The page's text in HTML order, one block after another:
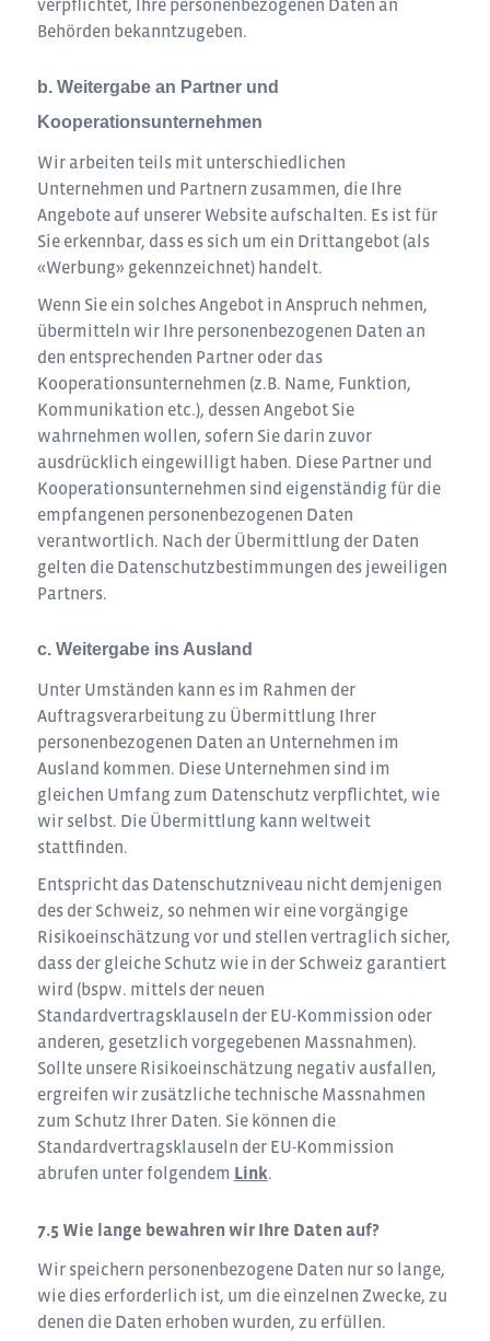
verpflichtet, Ihre personenbezogenen Daten an
Behörden bekanntzugeben.
b. Weitergabe an Partner und
Kooperationsunternehmen
Wir arbeiten teils mit unterschiedlichen
Unternehmen und Partnern zusammen, die Ihre
Angebote auf unserer Website aufschalten. Es ist für
Sie erkennbar, dass es sich um ein Drittangebot (als
«Werbung» gekennzeichnet) handelt.
Wenn Sie ein solches Angebot in Anspruch nehmen,
übermitteln wir Ihre personenbezogenen Daten an
den entsprechenden Partner oder das
Kooperationsunternehmen (z.B. Name, Funktion,
Kommunikation etc.), dessen Angebot Sie
wahrnehmen wollen, sofern Sie darin zuvor
ausdrücklich eingewilligt haben. Diese Partner und
Kooperationsunternehmen sind eigenständig für die
empfangenen personenbezogenen Daten
verantwortlich. Nach der Übermittlung der Daten
gelten die Datenschutzbestimmungen des jeweiligen
Partners.
c. Weitergabe ins Ausland
Unter Umständen kann es im Rahmen der
Auftragsverarbeitung zu Übermittlung Ihrer
personenbezogenen Daten an Unternehmen im
Ausland kommen. Diese Unternehmen sind im
gleichen Umfang zum Datenschutz verpflichtet, wie
wir selbst. Die Übermittlung kann weltweit
stattfinden.
Entspricht das Datenschutzniveau nicht demjenigen
des der Schweiz, so nehmen wir eine vorgängige
Risikoeinschätzung vor und stellen vertraglich sicher,
dass der gleiche Schutz wie in der Schweiz garantiert
wird (bspw. mittels der neuen
Standardvertragsklauseln der EU-Kommission oder
anderen, gesetzlich vorgegebenen Massnahmen).
Sollte unsere Risikoeinschätzung negativ ausfallen,
ergreifen wir zusätzliche technische Massnahmen
zum Schutz Ihrer Daten. Sie können die
Standardvertragsklauseln der EU-Kommission
abrufen unter folgendem Link.
Wie lange bewahren wir Ihre Daten auf?
Wir speichern personenbezogene Daten nur so lange,
wie dies erforderlich ist, um die einzelnen Zwecke, zu
denen die Daten erhoben wurden, zu erfüllen.